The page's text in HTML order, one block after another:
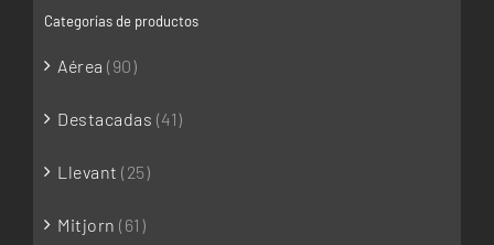
Categorías de productos
Aérea (90)
Destacadas (41)
Llevant (25)
Mitjorn (61)